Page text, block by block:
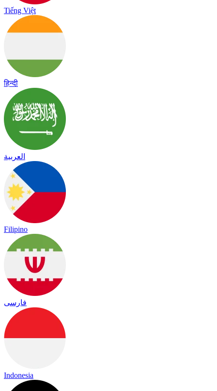
Tiếng Việt
हिन्दी
العربية
Filipino
فارسی
Indonesia